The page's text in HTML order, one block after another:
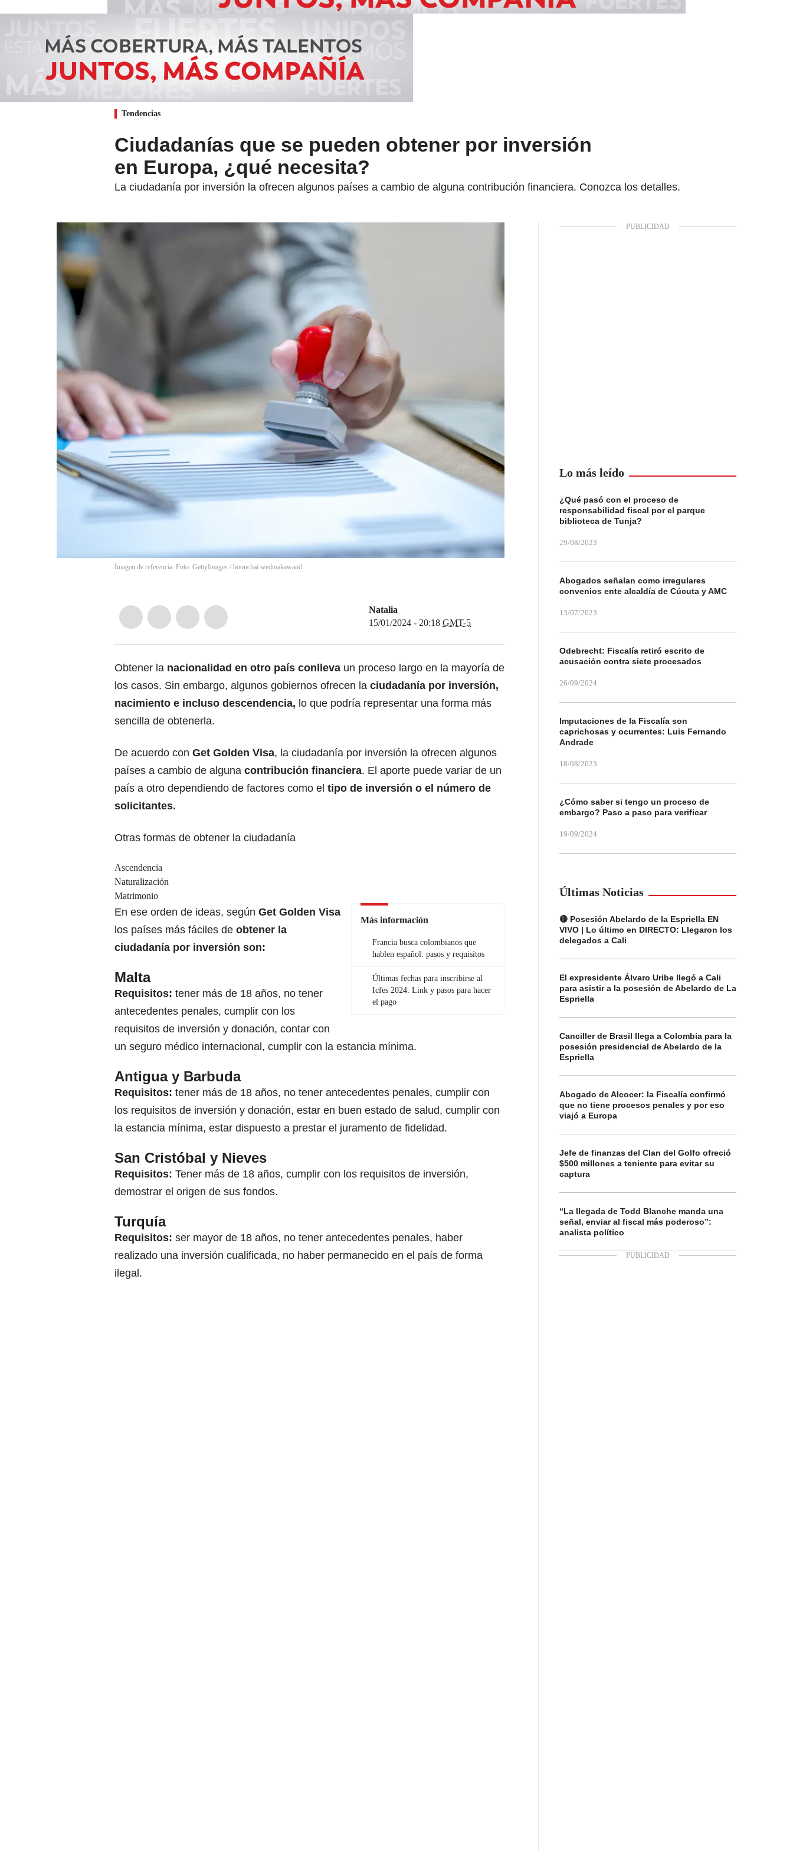
Tendencias
Ciudadanías que se pueden obtener por inversión
en Europa, ¿qué necesita?
La ciudadanía por inversión la ofrecen algunos países a cambio de alguna contribución financiera. Conozca los detalles.
Imagen de referencia. Foto: GettyImages / boonchai wedmakawand
Natalia
15/01/2024 - 20:18 GMT-5
Obtener la nacionalidad en otro país conlleva un proceso largo en la mayoría de
los casos. Sin embargo, algunos gobiernos ofrecen la ciudadanía por inversión,
nacimiento e incluso descendencia, lo que podría representar una forma más
sencilla de obtenerla.
De acuerdo con Get Golden Visa, la ciudadanía por inversión la ofrecen algunos
países a cambio de alguna contribución financiera. El aporte puede variar de un
país a otro dependiendo de factores como el tipo de inversión o el número de
solicitantes.
Otras formas de obtener la ciudadanía
Ascendencia
Naturalización
Matrimonio
Más información
Francia busca colombianos que
hablen español: pasos y requisitos
Últimas fechas para inscribirse al
Icfes 2024: Link y pasos para hacer
el pago
En ese orden de ideas, según Get Golden Visa
los países más fáciles de obtener la
ciudadanía por inversión son:
Malta
Requisitos: tener más de 18 años, no tener
antecedentes penales, cumplir con los
requisitos de inversión y donación, contar con
un seguro médico internacional, cumplir con la estancia mínima.
Antigua y Barbuda
Requisitos: tener más de 18 años, no tener antecedentes penales, cumplir con
los requisitos de inversión y donación, estar en buen estado de salud, cumplir con
la estancia mínima, estar dispuesto a prestar el juramento de fidelidad.
San Cristóbal y Nieves
Requisitos: Tener más de 18 años, cumplir con los requisitos de inversión,
demostrar el origen de sus fondos.
Turquía
Requisitos: ser mayor de 18 años, no tener antecedentes penales, haber
realizado una inversión cualificada, no haber permanecido en el país de forma
ilegal.
Lo más leído
¿Qué pasó con el proceso de
responsabilidad fiscal por el parque
biblioteca de Tunja?
29/08/2023
Abogados señalan como irregulares
convenios ente alcaldía de Cúcuta y AMC
13/07/2023
Odebrecht: Fiscalía retiró escrito de
acusación contra siete procesados
26/09/2024
Imputaciones de la Fiscalía son
caprichosas y ocurrentes: Luis Fernando
Andrade
18/08/2023
¿Cómo saber si tengo un proceso de
embargo? Paso a paso para verificar
19/09/2024
Últimas Noticias
🔴 Posesión Abelardo de la Espriella EN
VIVO | Lo último en DIRECTO: Llegaron los
delegados a Cali
El expresidente Álvaro Uribe llegó a Cali
para asistir a la posesión de Abelardo de La
Espriella
Canciller de Brasil llega a Colombia para la
posesión presidencial de Abelardo de la
Espriella
Abogado de Alcocer: la Fiscalía confirmó
que no tiene procesos penales y por eso
viajó a Europa
Jefe de finanzas del Clan del Golfo ofreció
$500 millones a teniente para evitar su
captura
“La llegada de Todd Blanche manda una
señal, enviar al fiscal más poderoso”:
analista político